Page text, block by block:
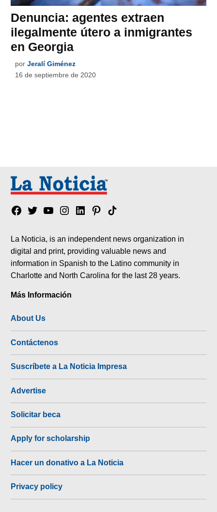
Denuncia: agentes extraen
ilegalmente útero a inmigrantes
en Georgia
por Jeralí Giménez
16 de septiembre de 2020
Facebook
TwitterYouTubeInstagram
LinkedinPinterest
Tik
La Noticia, is an independent news organization in
digital and print, providing valuable news and
information in Spanish to the Latino community in
Charlotte and North Carolina for the last 28 years.
Más Información
About Us
Contáctenos
Suscríbete a La Noticia Impresa
Advertise
Solicitar beca
Apply for scholarship
Hacer un donativo a La Noticia
Privacy policy